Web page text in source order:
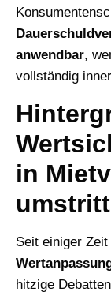
anwendbar,
vollständig
in
Seit einiger
hitzige